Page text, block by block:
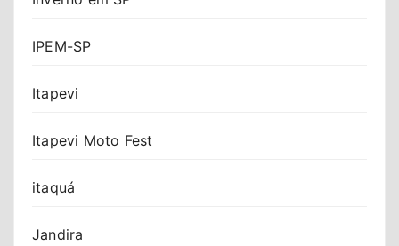
IPEM-SP
Itapevi
Itapevi Moto Fest
itaquá
Jandira